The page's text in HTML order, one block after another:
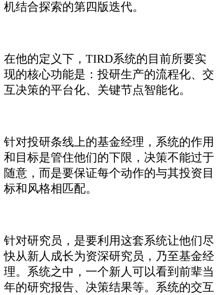
机结合探索的第四版迭代。
在他的定义下，TIRD系统的目前所要实
现的核心功能是：投研生产的流程化、交
互决策的平台化、关键节点智能化。
针对投研条线上的基金经理，系统的作用
和目标是管住他们的下限，决策不能过于
随意，而是要保证每个动作的与其投资目
标和风格相匹配。
针对研究员，是要利用这套系统让他们尽
快从新人成长为资深研究员，乃至基金经
理。系统之中，一个新人可以看到前辈当
年的研究报告、决策结果等。系统的交互